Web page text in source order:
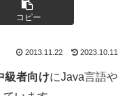
コピー
2013.11.22 2023.10.11
級者向けにJava言語や